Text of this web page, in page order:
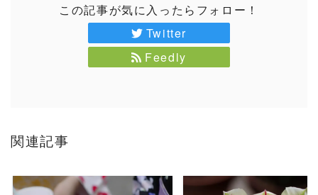
この記事が気に入ったらフォロー！
Twitter
Feedly
関連記事